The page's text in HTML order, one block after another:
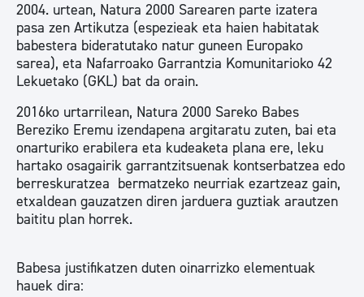
2004. urtean, Natura 2000 Sarearen parte izatera
pasa zen Artikutza (espezieak eta haien habitatak
babestera bideratutako natur guneen Europako
sarea), eta Nafarroako Garrantzia Komunitarioko 42
Lekuetako (GKL) bat da orain.
2016ko urtarrilean, Natura 2000 Sareko Babes
Bereziko Eremu izendapena argitaratu zuten, bai eta
onarturiko erabilera eta kudeaketa plana ere, leku
hartako osagairik garrantzitsuenak kontserbatzea edo
berreskuratzea bermatzeko neurriak ezartzeaz gain,
etxaldean gauzatzen diren jarduera guztiak arautzen
baititu plan horrek.
Babesa justifikatzen duten oinarrizko elementuak
hauek dira: